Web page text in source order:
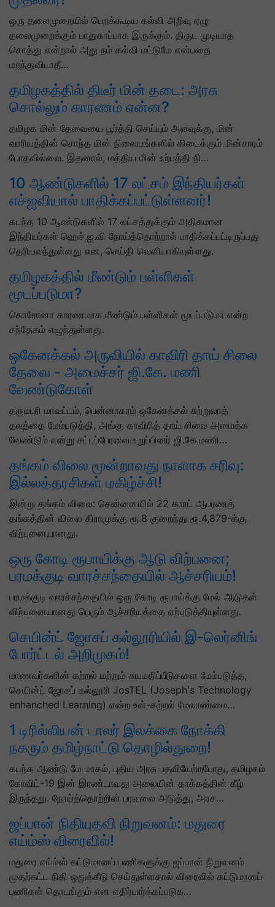
ஒரு தலைமுறையில் பெறக்கூடிய கல்வி அறிவு ஏழு
தலைமுறைக்கும் பாதுகாப்பாக இருக்கும். திருட முடியாத
சொத்து என்றால் அது நம் கல்வி மட்டுமே என்பதை
மறந்துவிடாதீ…
தமிழகத்தில் திடீர் மின் தடை: அரசு
சொல்லும் காரணம் என்ன?
தமிழக மின் தேவையை பூர்த்தி செய்யும் அளவுக்கு, மின்
வாரியத்தின் சொந்த மின் நிலையங்களில் கிடைக்கும் மின்சாரம்
போதவில்லை. இதனால், மத்திய மின் உற்பத்தி நி…
10 ஆண்டுகளில் 17 லட்சம் இந்தியர்கள்
எச்ஐவியால் பாதிக்கப்பட்டுள்ளனர்!
கடந்த 10 ஆண்டுகளில் 17 லட்சத்துக்கும் அதிகமான
இந்தியர்கள் ஹெச்.ஐ.வி நோய்த்தொற்றால் பாதிக்கப்பட்டிருப்பது
தெரியவந்துள்ளது என, செய்தி வெளியாகியுள்ளது.
தமிழகத்தில் மீண்டும் பள்ளிகள்
மூடப்படுமா?
கொரோனா காரணமாக மீண்டும் பள்ளிகள் மூடப்படுமா என்ற
சந்தேகம் எழுந்துள்ளது.
ஒகேனக்கல் அருவியில் காவிரி தாய் சிலை
தேவை - அமைச்சர் ஜி.கே. மணி
வேண்டுகோள்
தருமபுரி மாவட்டம், பென்னாகரம் ஒகேனக்கல் சுற்றுலாத்
தலத்தை மேம்படுத்தி, அங்கு காவிரித் தாய் சிலை அமைக்க
வேண்டும் என்று சட்டப்பேரவை உறுப்பினர் ஜி.கே.மணி…
தங்கம் விலை மூன்றாவது நாளாக சரிவு:
இல்லத்தரசிகள் மகிழ்ச்சி!
இன்று தங்கம் விலை: சென்னையில் 22 காரட் ஆபரணத்
தங்கத்தின் விலை கிராமுக்கு ரூ.8 குறைந்து ரூ.4,879-க்கு
விற்பனையானது.
ஒரு கோடி ரூபாயிக்கு ஆடு விற்பனை;
பரமக்குடி வாரச்சந்தையில் ஆச்சரியம்!
பரமக்குடி வாரச்சந்தையில் ஒரு கோடி ரூபாய்க்கு மேல் ஆடுகள்
விற்பனையானது பெரும் ஆச்சரியத்தை ஏற்படுத்தியுள்ளது.
செயின்ட் ஜோசப் கல்லூரியில் இ-லெர்னிங்
போர்ட்டல் அறிமுகம்!
மாணவர்களின் கற்றல் மற்றும் சுயமதிப்பீடுகளை மேம்படுத்த,
செயின்ட் ஜோசப் கல்லூரி JosTEL (Joseph's Technology
enhanched Learning) என்ற உள்-கற்றல் மேலாண்மை…
1 டிரில்லியன் டாலர் இலக்கை நோக்கி
நகரும் தமிழ்நாட்டு தொழில்துறை!
கடந்த ஆண்டு மே மாதம், புதிய அரசு பதவியேற்றபோது, ​​தமிழகம்
கோவிட்-19 இன் இரண்டாவது அலையின் தாக்கத்தின் கீழ்
இருந்தது. நோய்த்தொற்றின் பரவலை அடுத்து, அரச…
ஜப்பான் நிதியுதவி நிறுவனம்: மதுரை
எய்ம்ஸ் விரைவில்!
மதுரை எய்ம்ஸ் கட்டுமானப் பணிகளுக்கு ஜப்பான் நிறுவனம்
முதற்கட்ட நிதி ஒதுக்கீடு செய்துள்ளதால் விரைவில் கட்டுமானப்
பணிகள் தொடங்கும் என எதிர்பார்க்கப்படுக…